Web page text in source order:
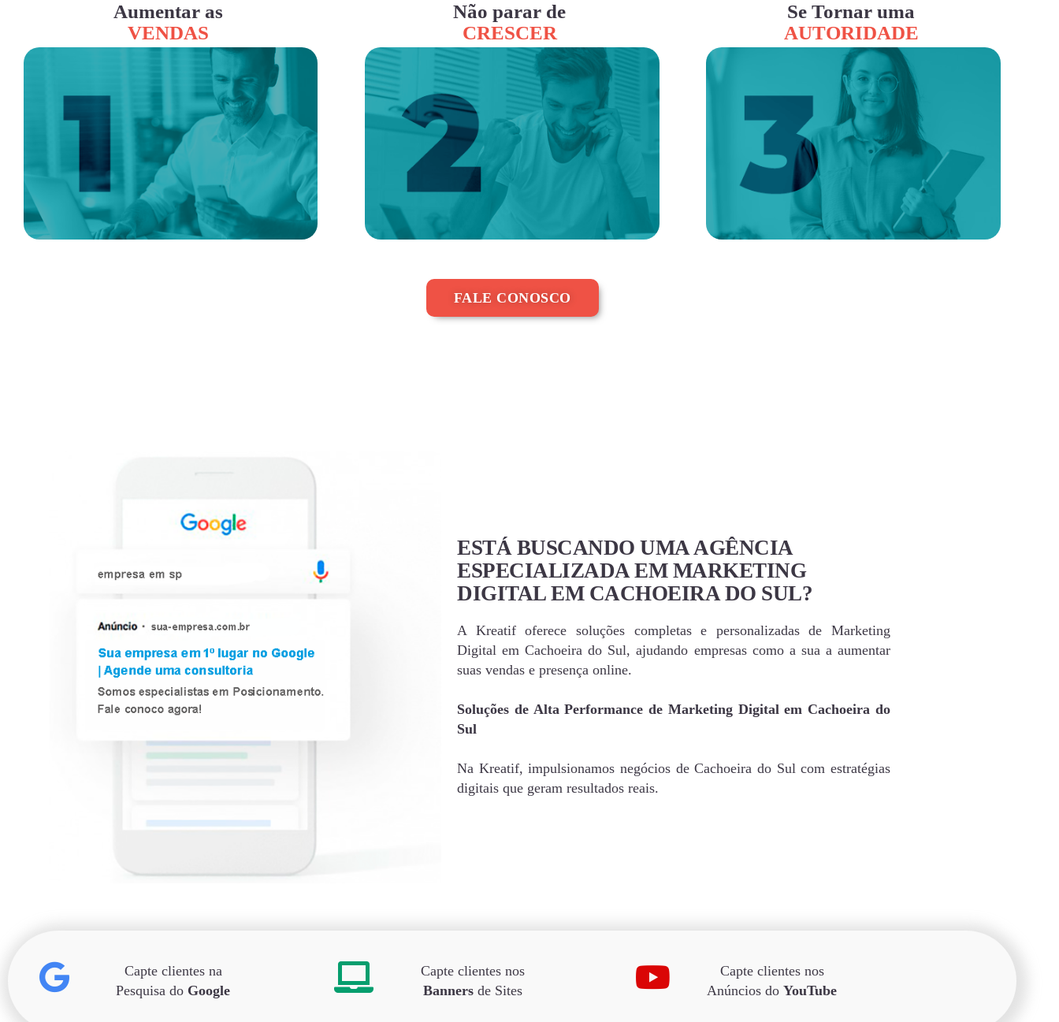
Aumentar as
VENDAS
Não parar de
CRESCER
Se Tornar uma
AUTORIDADE
FALE CONOSCO
ESTÁ BUSCANDO UMA AGÊNCIA
ESPECIALIZADA EM MARKETING
DIGITAL EM CACHOEIRA DO SUL?
A Kreatif oferece soluções completas e personalizadas de Marketing
Digital em Cachoeira do Sul, ajudando empresas como a sua a aumentar
suas vendas e presença online.
Soluções de Alta Performance de Marketing Digital em Cachoeira do
Sul
Na Kreatif, impulsionamos negócios de Cachoeira do Sul com estratégias
digitais que geram resultados reais.
Capte clientes na
Pesquisa do Google
Capte clientes nos
Bannersde Sites
Capte clientes nos
Anúncios doYouTube